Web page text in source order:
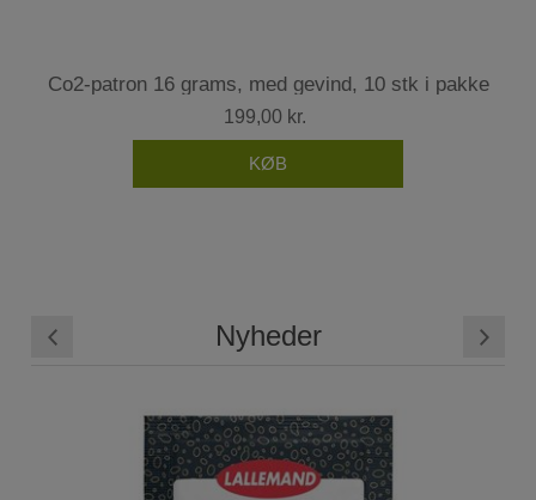
Co2-patron 16 grams, med gevind, 10 stk i pakke
199,00 kr.
Nyheder